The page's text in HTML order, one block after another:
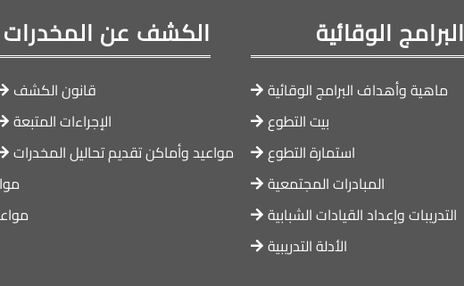
الكشف عن المخدرات
قانون الكشف
الإجراءات المتبعة
مواعيد وأماكن تقديم تحاليل المخدرات
البرامج الوقائية
ماهية وأهداف البرامج الوقائية
بيت التطوع
استمارة التطوع
المبادرات المجتمعية
التدريبات وإعداد القيادات الشبابية
الأدلة التدريبية